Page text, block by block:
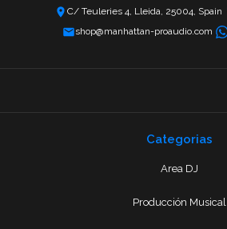
C/ Teuleries 4, Lleida, 25004, Spain
shop@manhattan-proaudio.com
Categorias
Area DJ
Producción Musical